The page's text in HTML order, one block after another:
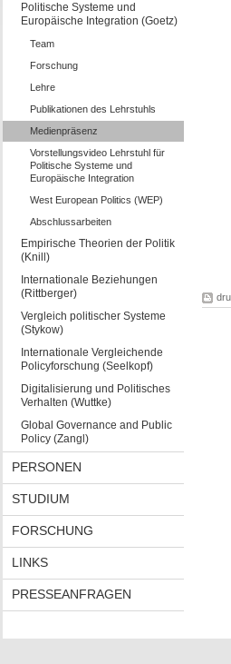
Politische Systeme und
Europäische Integration (Goetz)
Team
Forschung
Lehre
Publikationen des Lehrstuhls
Medienpräsenz
Vorstellungsvideo Lehrstuhl für
Politische Systeme und
Europäische Integration
West European Politics (WEP)
Abschlussarbeiten
Empirische Theorien der Politik
(Knill)
Internationale Beziehungen
(Rittberger)
Vergleich politischer Systeme
(Stykow)
Internationale Vergleichende
Policyforschung (Seelkopf)
Digitalisierung und Politisches
Verhalten (Wuttke)
Global Governance and Public
Policy (Zangl)
PERSONEN
STUDIUM
FORSCHUNG
LINKS
PRESSEANFRAGEN